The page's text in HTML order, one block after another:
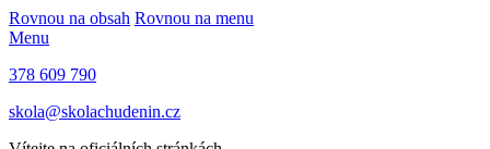
Rovnou na obsah Rovnou na menu
Menu
378 609 790
skola@skolachudenin.cz